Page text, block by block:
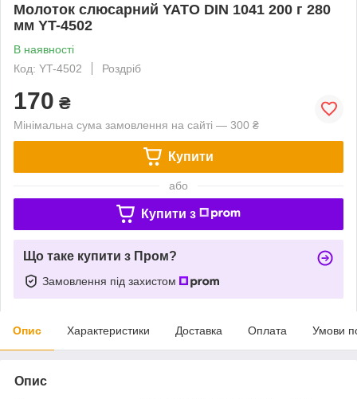
Молоток слюсарний YATO DIN 1041 200 г 280
мм YT-4502
В наявності
Код: YT-4502
Роздріб
170 ₴
Мінімальна сума замовлення на сайті — 300 ₴
Купити
або
Купити з
Що таке купити з Пром?
Замовлення під захистом
Опис Характеристики Доставка Оплата Умови
Опис